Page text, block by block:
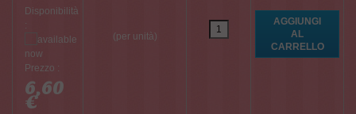
Disponibilità
:
Prezzo :
6,60
€
(per unità)